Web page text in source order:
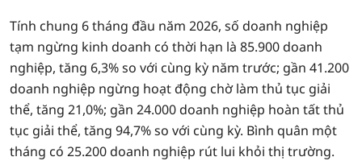
Tính chung 6 tháng đầu năm 2026, số doanh nghiệp
tạm ngừng kinh doanh có thời hạn là 85.900 doanh
nghiệp, tăng 6,3% so với cùng kỳ năm trước; gần 41.200
doanh nghiệp ngừng hoạt động chờ làm thủ tục giải
thể, tăng 21,0%; gần 24.000 doanh nghiệp hoàn tất thủ
tục giải thể, tăng 94,7% so với cùng kỳ. Bình quân một
tháng có 25.200 doanh nghiệp rút lui khỏi thị trường.